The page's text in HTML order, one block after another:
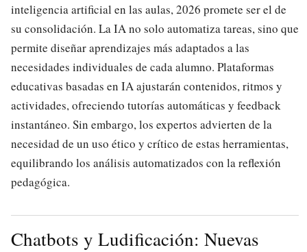
inteligencia artificial en las aulas, 2026 promete ser el de
su consolidación. La IA no solo automatiza tareas, sino que
permite diseñar aprendizajes más adaptados a las
necesidades individuales de cada alumno. Plataformas
educativas basadas en IA ajustarán contenidos, ritmos y
actividades, ofreciendo tutorías automáticas y feedback
instantáneo. Sin embargo, los expertos advierten de la
necesidad de un uso ético y crítico de estas herramientas,
equilibrando los análisis automatizados con la reflexión
pedagógica.
Chatbots y Ludificación: Nuevas